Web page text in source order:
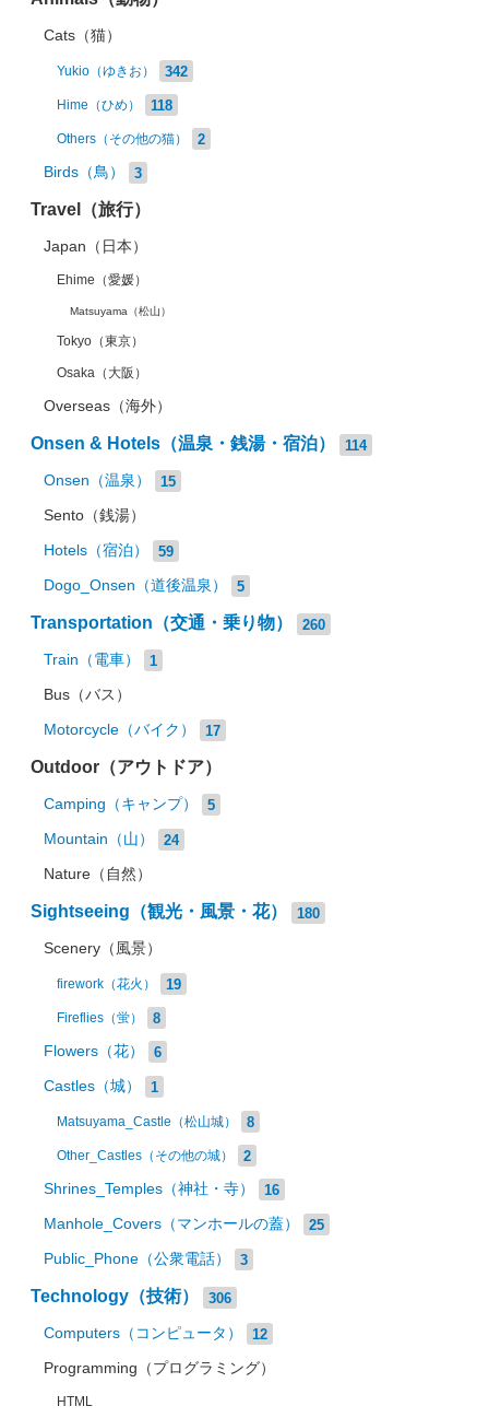
Cats（猫）
Yukio（ゆきお） 342
Hime（ひめ） 118
Others（その他の猫） 2
Birds（鳥） 3
Travel（旅行）
Japan（日本）
Ehime（愛媛）
Matsuyama（松山）
Tokyo（東京）
Osaka（大阪）
Overseas（海外）
Onsen & Hotels（温泉・銭湯・宿泊） 114
Onsen（温泉） 15
Sento（銭湯）
Hotels（宿泊） 59
Dogo_Onsen（道後温泉） 5
Transportation（交通・乗り物） 260
Train（電車） 1
Bus（バス）
Motorcycle（バイク） 17
Outdoor（アウトドア）
Camping（キャンプ） 5
Mountain（山） 24
Nature（自然）
Sightseeing（観光・風景・花） 180
Scenery（風景）
firework（花火） 19
Fireflies（蛍） 8
Flowers（花） 6
Castles（城） 1
Matsuyama_Castle（松山城） 8
Other_Castles（その他の城） 2
Shrines_Temples（神社・寺） 16
Manhole_Covers（マンホールの蓋） 25
Public_Phone（公衆電話） 3
Technology（技術） 306
Computers（コンピュータ） 12
Programming（プログラミング）
HTML